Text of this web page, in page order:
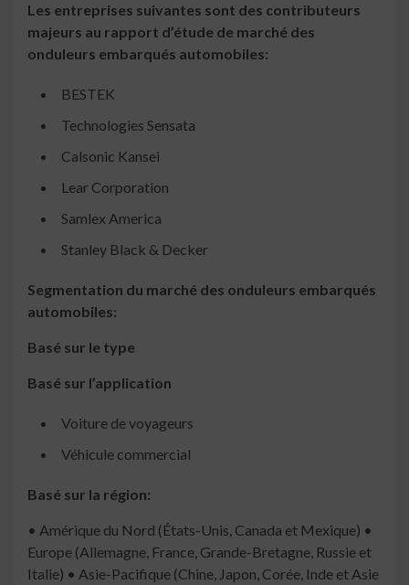
Les entreprises suivantes sont des contributeurs
majeurs au rapport d’étude de marché des
onduleurs embarqués automobiles:
BESTEK
Technologies Sensata
Calsonic Kansei
Lear Corporation
Samlex America
Stanley Black & Decker
Segmentation du marché des onduleurs embarqués
automobiles:
Basé sur le type
Basé sur l’application
Voiture de voyageurs
Véhicule commercial
Basé sur la région:
• Amérique du Nord (États-Unis, Canada et Mexique) •
Europe (Allemagne, France, Grande-Bretagne, Russie et
Italie) • Asie-Pacifique (Chine, Japon, Corée, Inde et Asie